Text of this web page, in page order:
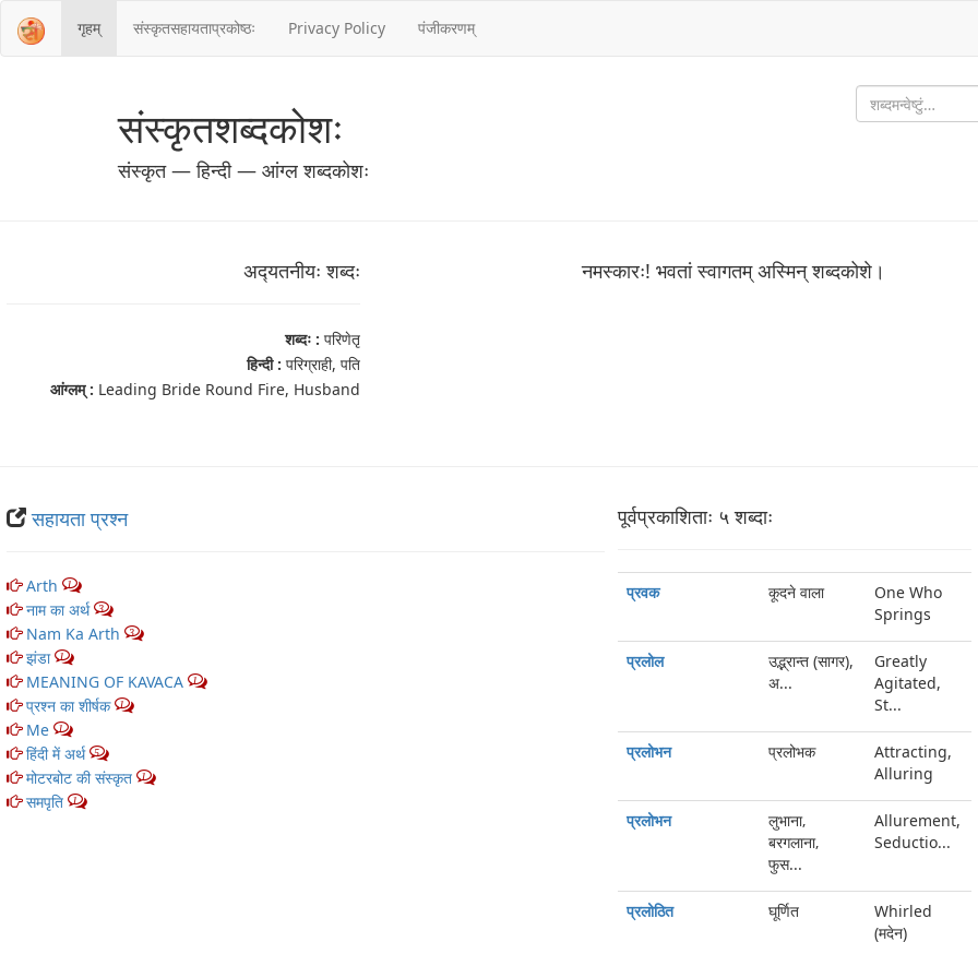
गृहम् संस्‍कृतसहायताप्रकोष्‍ठः Privacy Policy पंजीकरणम्
संस्‍कृतशब्‍दकोशः
संस्‍कृत — हिन्दी — आंग्ल शब्‍दकोशः
अद्‍यतनीयः शब्‍दः
शब्‍दः : परिणेतृ
हिन्दी : परिग्राही, पति
आंग्‍लम् : Leading Bride Round Fire, Husband
नमस्कारः! भवतां स्वागतम् अस्मिन् शब्‍दकोशे।
सहायता प्रश्न
Arth 1
नाम का अर्थ 3
Nam Ka Arth 3
झंडा 1
MEANING OF KAVACA 1
प्रश्न का शीर्षक 1
Me 1
हिंदी में अर्थ 5
मोटरबोट की संस्कृत 1
समपृति 1
पूर्वप्रकाशिताः ५ शब्‍दाः
प्रवक कूदने वाला
One Who
Springs
प्रलोल
उद्भ्रान्त (सागर),
अ...
Greatly
Agitated,
St...
प्रलोभन प्रलोभक
Attracting,
Alluring
प्रलोभन
लुभाना‚
बरगलाना‚
फुस...
Allurement,
Seductio...
प्रलोठित घूर्णित
Whirled
(मदेन)